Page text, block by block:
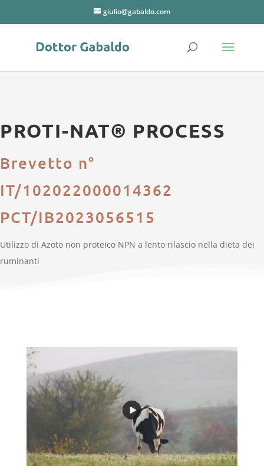
giulio@gabaldo.com
PROTI-NAT® PROCESS
Brevetto n°
IT/102022000014362
PCT/IB2023056515
Utilizzo di Azoto non proteico NPN a lento rilascio nella dieta dei
ruminanti